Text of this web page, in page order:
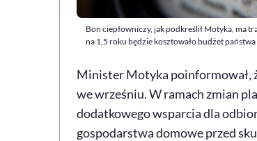
Bon ciepłowniczy, jak podkreślił Motyka, ma
na 1,5 roku będzie kosztowało budżet
Minister Motyka poinformował,
we wrześniu. W ramach zmian
dodatkowego wsparcia dla
gospodarstwa domowe przed